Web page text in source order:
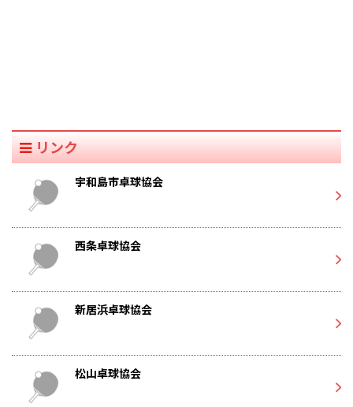
リンク
宇和島市卓球協会
西条卓球協会
新居浜卓球協会
松山卓球協会